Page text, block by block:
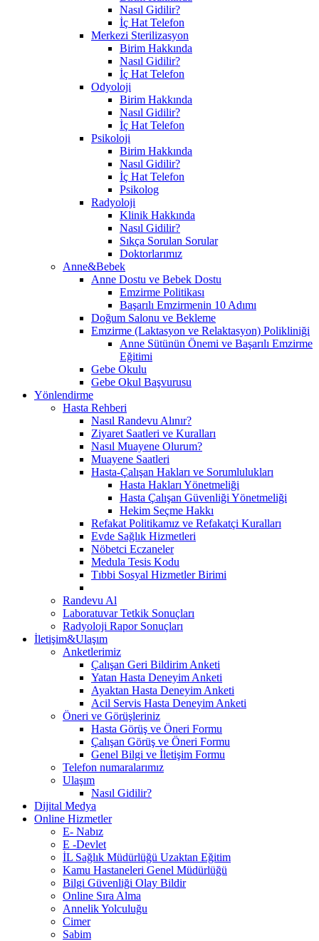
Nasıl Gidilir?
İç Hat Telefon
Merkezi Sterilizasyon
Birim Hakkında
Nasıl Gidilir?
İç Hat Telefon
Odyoloji
Birim Hakkında
Nasıl Gidilir?
İç Hat Telefon
Psikoloji
Birim Hakkında
Nasıl Gidilir?
İç Hat Telefon
Psikolog
Radyoloji
Klinik Hakkında
Nasıl Gidilir?
Sıkça Sorulan Sorular
Doktorlarımız
Anne&Bebek
Anne Dostu ve Bebek Dostu
Emzirme Politikası
Başarılı Emzirmenin 10 Adımı
Doğum Salonu ve Bekleme
Emzirme (Laktasyon ve Relaktasyon) Polikliniği
Anne Sütünün Önemi ve Başarılı Emzirme
Eğitimi
Gebe Okulu
Gebe Okul Başvurusu
Yönlendirme
Hasta Rehberi
Nasıl Randevu Alınır?
Ziyaret Saatleri ve Kuralları
Nasıl Muayene Olurum?
Muayene Saatleri
Hasta-Çalışan Hakları ve Sorumlulukları
Hasta Hakları Yönetmeliği
Hasta Çalışan Güvenliği Yönetmeliği
Hekim Seçme Hakkı
Refakat Politikamız ve Refakatçi Kuralları
Evde Sağlık Hizmetleri
Nöbetci Eczaneler
Medula Tesis Kodu
Tıbbi Sosyal Hizmetler Birimi
Randevu Al
Laboratuvar Tetkik Sonuçları
Radyoloji Rapor Sonuçları
İletişim&Ulaşım
Anketlerimiz
Çalışan Geri Bildirim Anketi
Yatan Hasta Deneyim Anketi
Ayaktan Hasta Deneyim Anketi
Acil Servis Hasta Deneyim Anketi
Öneri ve Görüşleriniz
Hasta Görüş ve Öneri Formu
Çalışan Görüş ve Öneri Formu
Genel Bilgi ve İletişim Formu
Telefon numaralarımız
Ulaşım
Nasıl Gidilir?
Dijital Medya
Online Hizmetler
E- Nabız
E -Devlet
İL Sağlık Müdürlüğü Uzaktan Eğitim
Kamu Hastaneleri Genel Müdürlüğü
Bilgi Güvenliği Olay Bildir
Online Sıra Alma
Annelik Yolculuğu
Cimer
Sabim